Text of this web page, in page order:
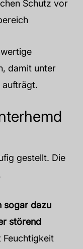
Schutz vor
damit unter
aufträgt.
gestellt. Die
sogar dazu
störend
Feuchtigkeit